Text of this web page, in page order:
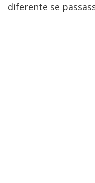
diferente se